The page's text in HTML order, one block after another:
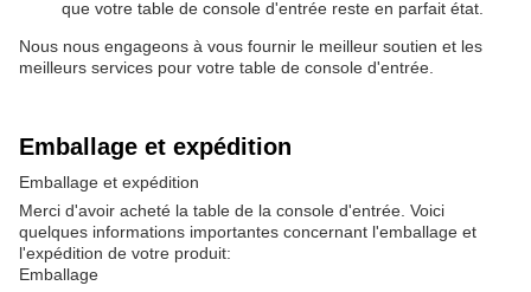
que votre table de console d'entrée reste en parfait état.
Nous nous engageons à vous fournir le meilleur soutien et les
meilleurs services pour votre table de console d'entrée.
Emballage et expédition
Emballage et expédition
Merci d'avoir acheté la table de la console d'entrée. Voici
quelques informations importantes concernant l'emballage et
l'expédition de votre produit:
Emballage